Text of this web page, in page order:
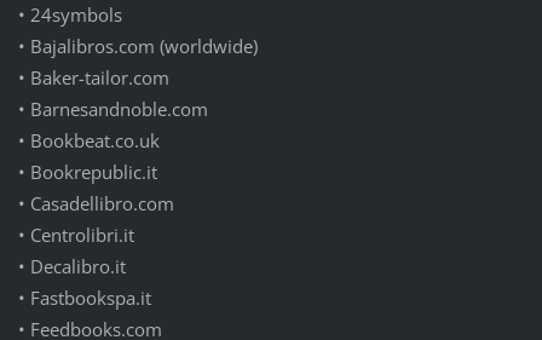
• 24symbols
• Bajalibros.com (worldwide)
• Baker-tailor.com
• Barnesandnoble.com
• Bookbeat.co.uk
• Bookrepublic.it
• Casadellibro.com
• Centrolibri.it
• Decalibro.it
• Fastbookspa.it
• Feedbooks.com